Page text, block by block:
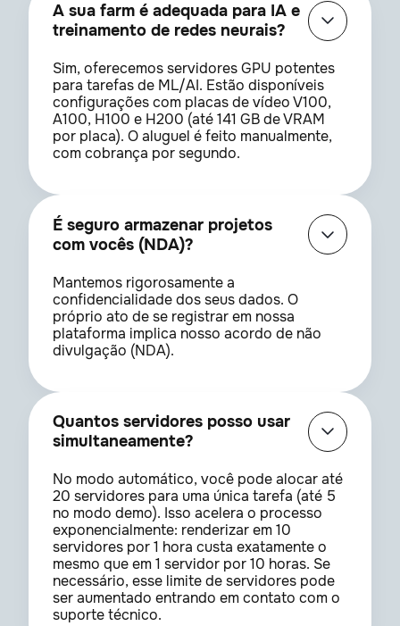
A sua farm é adequada para IA e
treinamento de redes neurais?
Sim, oferecemos servidores GPU potentes
para tarefas de ML/AI. Estão disponíveis
configurações com placas de vídeo V100,
A100, H100 e H200 (até 141 GB de VRAM
por placa). O aluguel é feito manualmente,
com cobrança por segundo.
É seguro armazenar projetos
com vocês (NDA)?
Mantemos rigorosamente a
confidencialidade dos seus dados. O
próprio ato de se registrar em nossa
plataforma implica nosso acordo de não
divulgação (NDA).
Quantos servidores posso usar
simultaneamente?
No modo automático, você pode alocar até
20 servidores para uma única tarefa (até 5
no modo demo). Isso acelera o processo
exponencialmente: renderizar em 10
servidores por 1 hora custa exatamente o
mesmo que em 1 servidor por 10 horas. Se
necessário, esse limite de servidores pode
ser aumentado entrando em contato com o
suporte técnico.